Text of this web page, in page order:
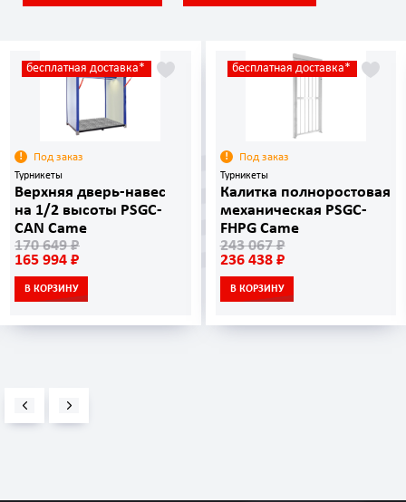
бесплатная доставка*
Под заказ
Турникеты
Верхняя дверь-навес
на 1/2 высоты PSGC-
CAN Came
170 649 ₽
165 994 ₽
В КОРЗИНУ
бесплатная доставка*
Под заказ
Турникеты
Калитка полноростовая
механическая PSGC-
FHPG Came
243 067 ₽
236 438 ₽
В КОРЗИНУ